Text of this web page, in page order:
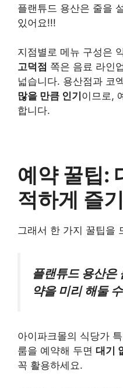
플랜튜드 용산은 줄을
있어요!!!
지점별로 메뉴 구성은
고덕점 쪽은 음료 라인
넓습니다. 용산점과 코
많을 만큼 인기 이므로,
합니다.
예약 꿀팁:
적하게 즐
그래서 한 가지 꿀팁을
플랜튜드 용산은
약을 미리 해둘
아이파크몰의 식당가
룸을 예약해 두면 대기
꼭 활용하세요.